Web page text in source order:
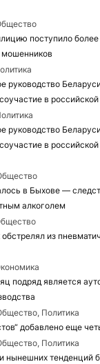
поступило
мошенников
руководство
в
руководство
в
в Быхове —
алкоголем
из
подряд является
Политика
добавлено еще
Политика
нынешних тенденций